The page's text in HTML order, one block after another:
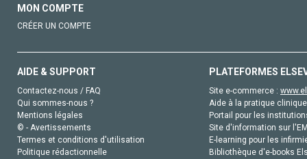
MON COMPTE
CRÉER UN COMPTE
AIDE & SUPPORT
Contactez-nous / FAQ
Qui sommes-nous ?
Mentions légales
© - Avertissements
Termes et conditions d'utilisation
Politique rédactionnelle
PLATEFORMES
Site e-commerce :
Aide à la pratique
Portail pour les
Site d'information sur
E-learning pour les
Bibliothèque d'e-books